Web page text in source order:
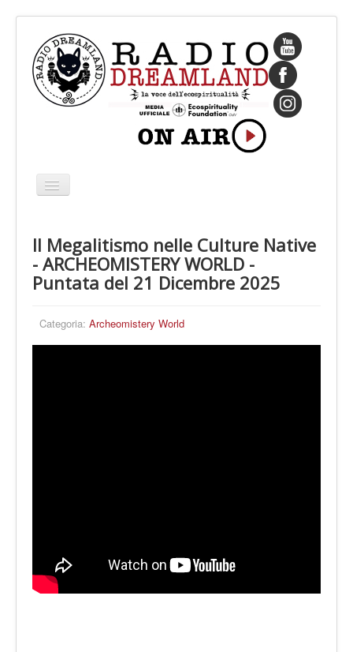
Cambia
navigazione
CHI SIAMO
IL FONDATORE
PALINSESTO
Il Megalitismo nelle Culture Native
- ARCHEOMISTERY WORLD -
Puntata del 21 Dicembre 2025
Categoria: Archeomistery World